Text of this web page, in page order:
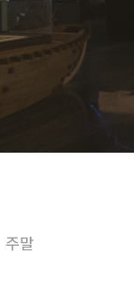
주말